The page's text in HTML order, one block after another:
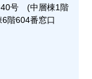
40号 (中層棟1階
階604番窓口